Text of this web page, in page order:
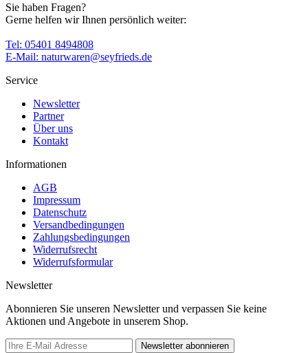
Sie haben Fragen?
Gerne helfen wir Ihnen persönlich weiter:
Tel: 05401 8494808
E-Mail: naturwaren@seyfrieds.de
Service
Newsletter
Partner
Über uns
Kontakt
Informationen
AGB
Impressum
Datenschutz
Versandbedingungen
Zahlungsbedingungen
Widerrufsrecht
Widerrufsformular
Newsletter
Abonnieren Sie unseren Newsletter und verpassen Sie keine
Aktionen und Angebote in unserem Shop.
Newsletter abonnieren